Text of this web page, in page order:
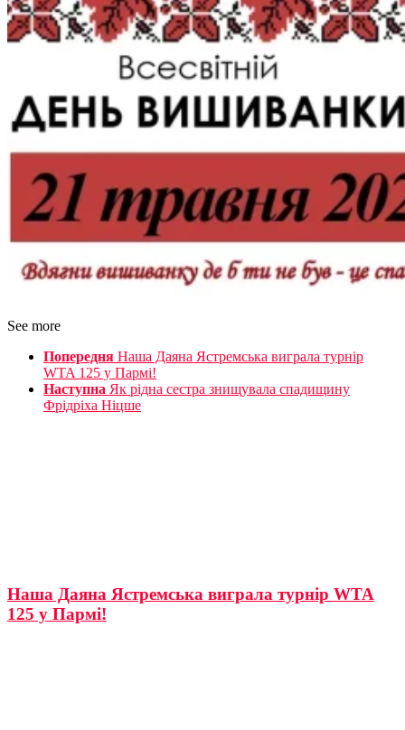
See more
Попередня Наша Даяна Ястремська виграла турнір
WTA 125 у Пармі!
Наступна Як рідна сестра знищувала спадищину
Фрідріха Ніцше
Наша Даяна Ястремська виграла турнір WTA
125 у Пармі!